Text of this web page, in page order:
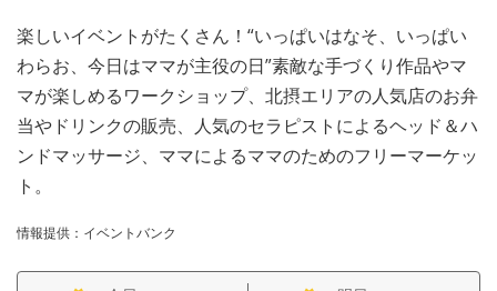
楽しいイベントがたくさん！“いっぱいはなそ、いっぱい
わらお、今日はママが主役の日”素敵な手づくり作品やマ
マが楽しめるワークショップ、北摂エリアの人気店のお弁
当やドリンクの販売、人気のセラピストによるヘッド＆ハ
ンドマッサージ、ママによるママのためのフリーマーケッ
ト。
情報提供：イベントバンク